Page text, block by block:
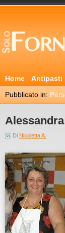
Home Antipasti
Pubblicato in:
Di Nicoletta A.